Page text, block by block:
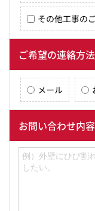
その他工事の
ご希望の連絡方法
メール
お問い合わせ内容